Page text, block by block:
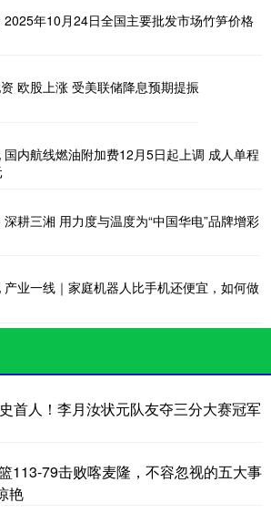
2025年10月24日全国主要批发市场竹笋价格
欧股上涨 受美联储降息预期提振
国内航线燃油附加费12月5日起上调 成人单程
耕三湘 用力度与温度为“中国华电”品牌增彩
产业一线｜家庭机器人比手机还便宜，如何做
首人！李月汝状元队友夺三分大赛冠军
113-79击败喀麦隆，不容忽视的五大事
艳